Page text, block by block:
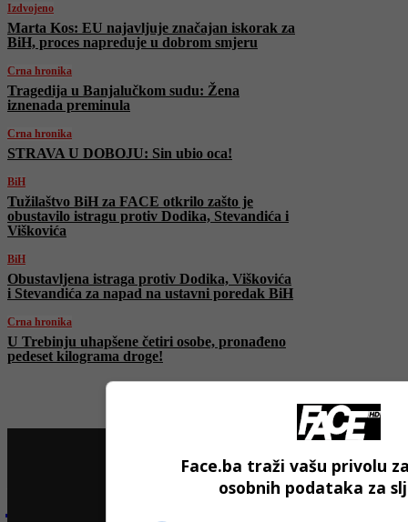
Izdvojeno
Marta Kos: EU najavljuje značajan iskorak za
BiH, proces napreduje u dobrom smjeru
Crna hronika
Tragedija u Banjalučkom sudu: Žena
iznenada preminula
Crna hronika
STRAVA U DOBOJU: Sin ubio oca!
BiH
Tužilaštvo BiH za FACE otkrilo zašto je
obustavilo istragu protiv Dodika, Stevandića i
Viškovića
BiH
Obustavljena istraga protiv Dodika, Viškovića
i Stevandića za napad na ustavni poredak BiH
Crna hronika
U Trebinju uhapšene četiri osobe, pronađeno
pedeset kilograma droge!
Najnovije na Face TV
Face.ba traži vašu privolu
osobnih podataka za